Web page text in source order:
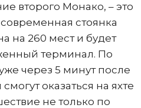
второго Монако, – это
стоянка
на 260 мест и будет
терминал. По
через 5 минут после
оказаться на яхте
не только по